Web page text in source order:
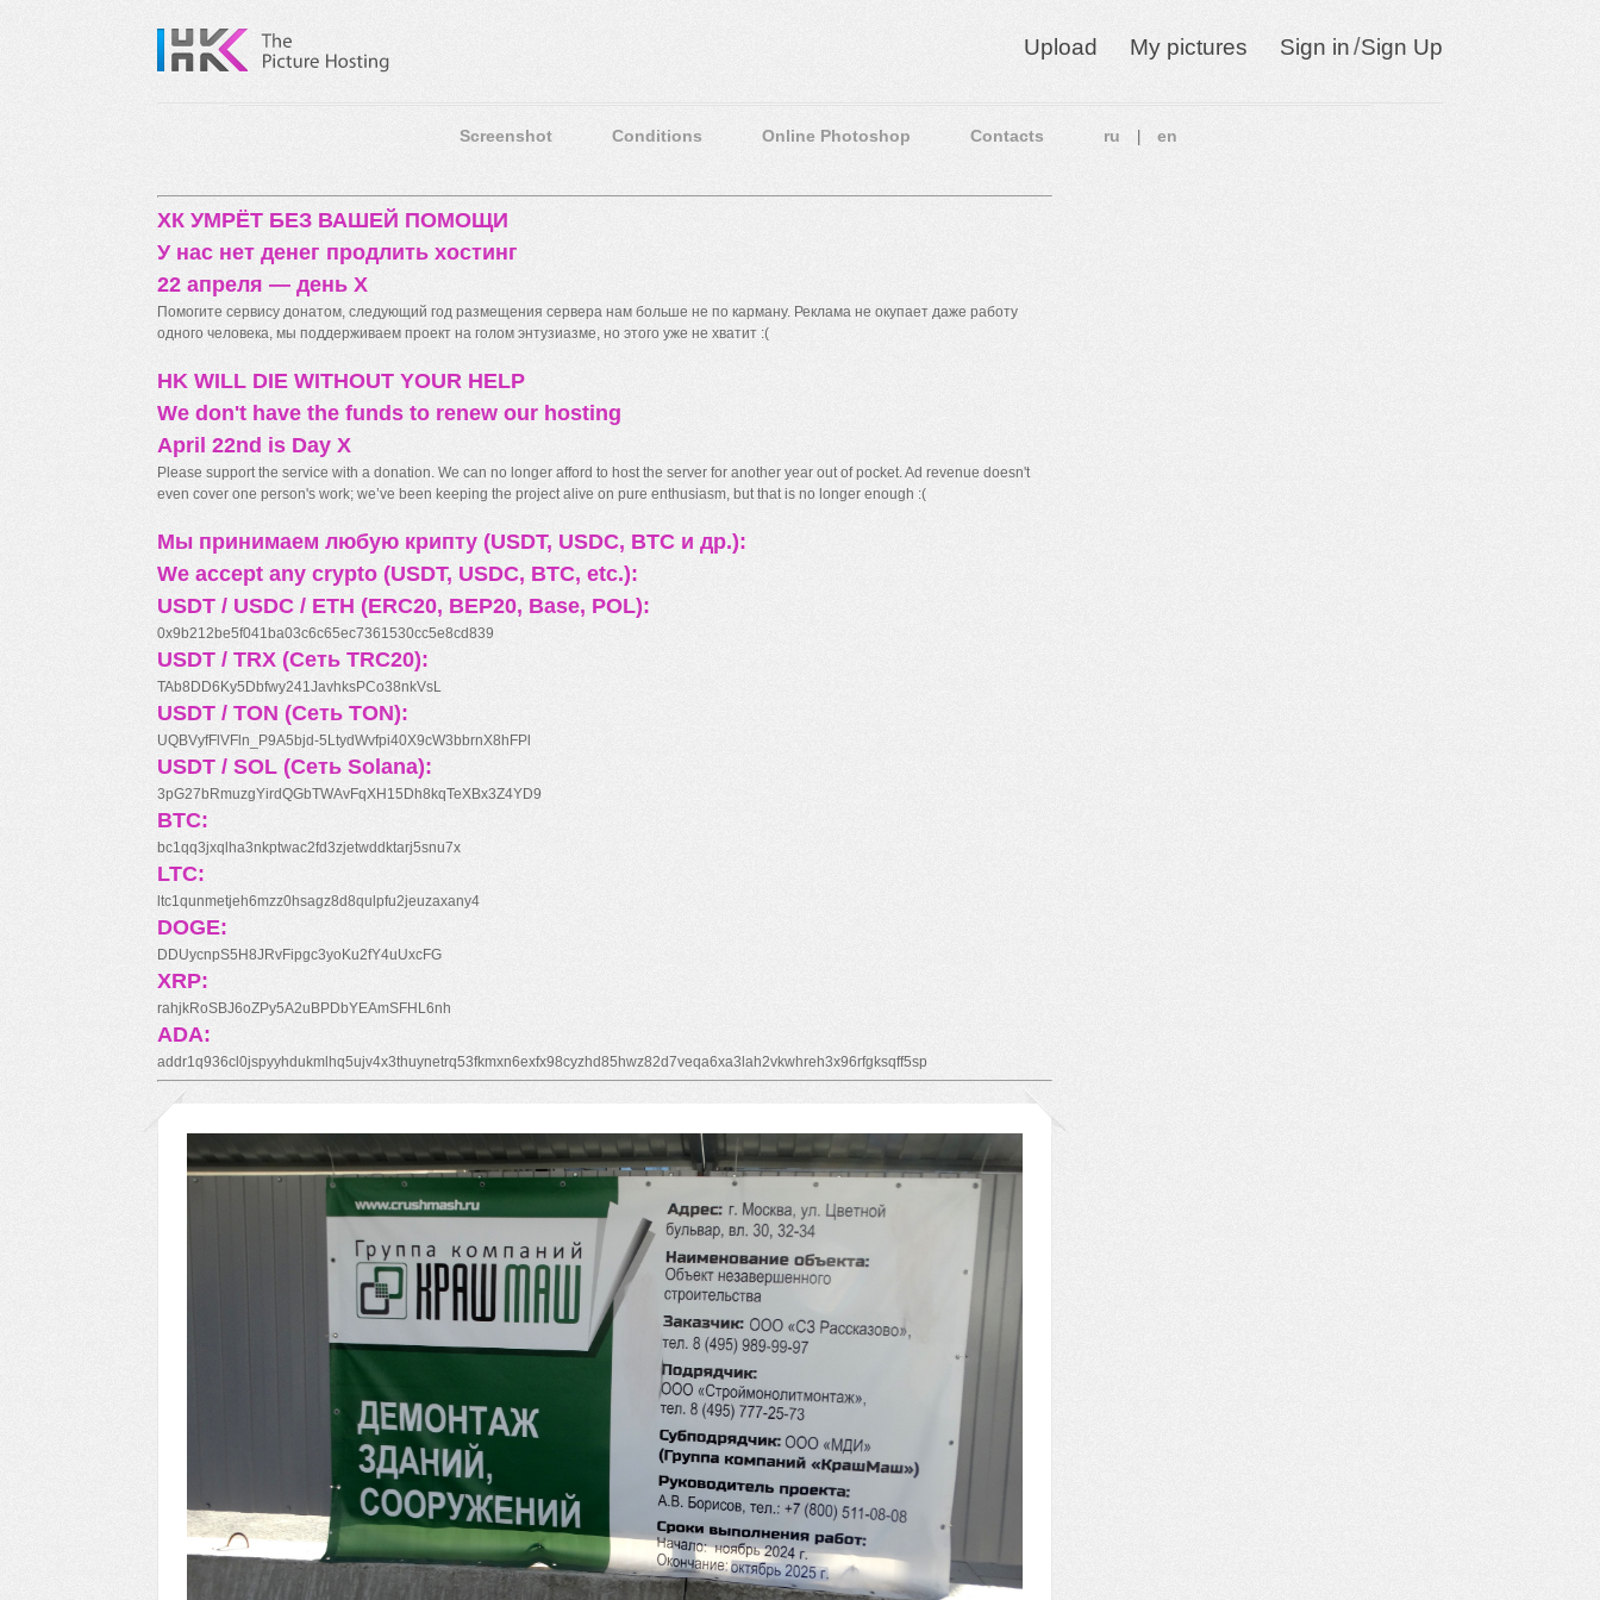
Upload My pictures Sign in/Sign Up
Screenshot Conditions Online Photoshop Contacts ru en
ХК УМРЁТ БЕЗ ВАШЕЙ ПОМОЩИ
У нас нет денег продлить хостинг
22 апреля — день X
Помогите сервису донатом, следующий год размещения сервера нам больше не по карману. Реклама не окупает даже работу
одного человека, мы поддерживаем проект на голом энтузиазме, но этого уже не хватит :(
HK WILL DIE WITHOUT YOUR HELP
We don't have the funds to renew our hosting
April 22nd is Day X
Please support the service with a donation. We can no longer afford to host the server for another year out of pocket. Ad revenue doesn't
even cover one person's work; we’ve been keeping the project alive on pure enthusiasm, but that is no longer enough :(
Мы принимаем любую крипту (USDT, USDC, BTC и др.):
We accept any crypto (USDT, USDC, BTC, etc.):
USDT / USDC / ETH (ERC20, BEP20, Base, POL):
0x9b212be5f041ba03c6c65ec7361530cc5e8cd839
USDT / TRX (Сеть TRC20):
TAb8DD6Ky5Dbfwy241JavhksPCo38nkVsL
USDT / TON (Сеть TON):
UQBVyfFlVFln_P9A5bjd-5LtydWvfpi40X9cW3bbrnX8hFPl
USDT / SOL (Сеть Solana):
3pG27bRmuzgYirdQGbTWAvFqXH15Dh8kqTeXBx3Z4YD9
BTC:
bc1qq3jxqlha3nkptwac2fd3zjetwddktarj5snu7x
LTC:
ltc1qunmetjeh6mzz0hsagz8d8qulpfu2jeuzaxany4
DOGE:
DDUycnpS5H8JRvFipgc3yoKu2fY4uUxcFG
XRP:
rahjkRoSBJ6oZPy5A2uBPDbYEAmSFHL6nh
ADA:
addr1q936cl0jspyyhdukmlhq5ujv4x3thuynetrq53fkmxn6exfx98cyzhd85hwz82d7veqa6xa3lah2vkwhreh3x96rfgksqff5sp